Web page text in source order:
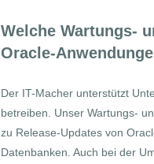
Welche Wartungs-
Oracle-
Der IT-Macher unterstützt
betreiben. Unser Wartungs-
zu Release-Updates von
Datenbanken. Auch bei der